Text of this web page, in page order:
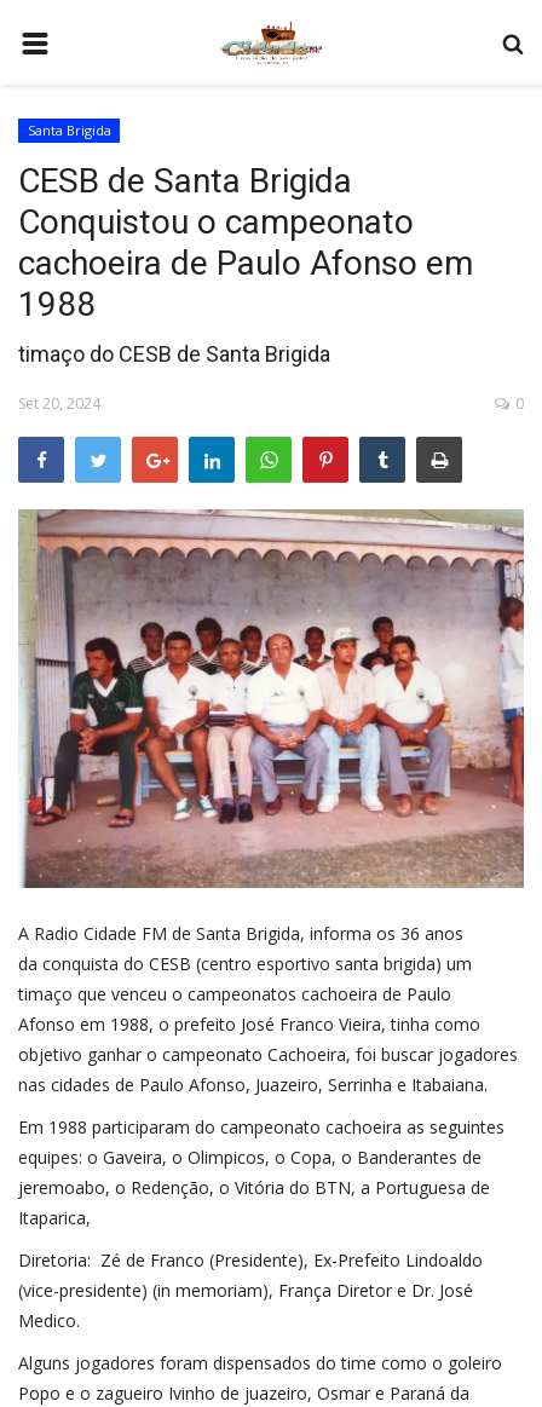
COMO SER PARCEIRO
PROGRAMAÇÃO
QUEM SOMOS
Santa Brigida
CESB de Santa Brigida
Conquistou o campeonato
cachoeira de Paulo Afonso em
1988
timaço do CESB de Santa Brigida
Set 20, 2024 0
A Radio Cidade FM de Santa Brigida, informa os 36 anos
da conquista do CESB (centro esportivo santa brigida) um
timaço que venceu o campeonatos cachoeira de Paulo
Afonso em 1988, o prefeito José Franco Vieira, tinha como
objetivo ganhar o campeonato Cachoeira, foi buscar jogadores
nas cidades de Paulo Afonso, Juazeiro, Serrinha e Itabaiana.
Em 1988 participaram do campeonato cachoeira as seguintes
equipes: o Gaveira, o Olimpicos, o Copa, o Banderantes de
jeremoabo, o Redenção, o Vitória do BTN, a Portuguesa de
Itaparica,
Diretoria: Zé de Franco (Presidente), Ex-Prefeito Lindoaldo
(vice-presidente) (in memoriam), França Diretor e Dr. José
Medico.
Alguns jogadores foram dispensados do time como o goleiro
Popo e o zagueiro Ivinho de juazeiro, Osmar e Paraná da